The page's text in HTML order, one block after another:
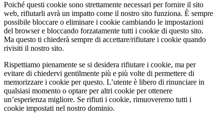
Poiché questi cookie sono strettamente necessari per fornire il sito
web, rifiutarli avrà un impatto come il nostro sito funziona. È sempre
possibile bloccare o eliminare i cookie cambiando le impostazioni
del browser e bloccando forzatamente tutti i cookie di questo sito.
Ma questo ti chiederà sempre di accettare/rifiutare i cookie quando
rivisiti il nostro sito.
Rispettiamo pienamente se si desidera rifiutare i cookie, ma per
evitare di chiedervi gentilmente più e più volte di permettere di
memorizzare i cookie per questo. L’utente è libero di rinunciare in
qualsiasi momento o optare per altri cookie per ottenere
un’esperienza migliore. Se rifiuti i cookie, rimuoveremo tutti i
cookie impostati nel nostro dominio.